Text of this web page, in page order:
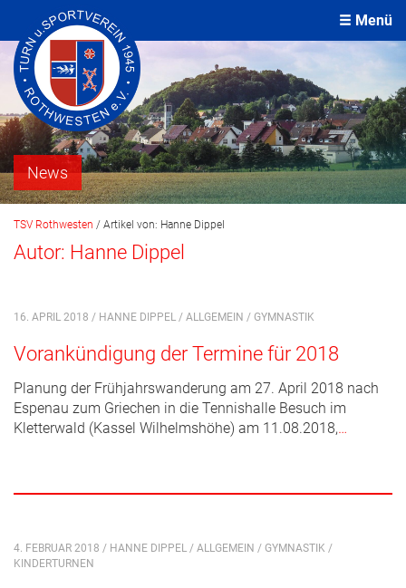
Menü
News
TSV Rothwesten / Artikel von: Hanne Dippel
Autor: Hanne Dippel
16. APRIL 2018 / HANNE DIPPEL / ALLGEMEIN / GYMNASTIK
Vorankündigung der Termine für 2018
Planung der Frühjahrswanderung am 27. April 2018 nach
Espenau zum Griechen in die Tennishalle Besuch im
Kletterwald (Kassel Wilhelmshöhe) am 11.08.2018,…
4. FEBRUAR 2018 / HANNE DIPPEL / ALLGEMEIN / GYMNASTIK /
KINDERTURNEN